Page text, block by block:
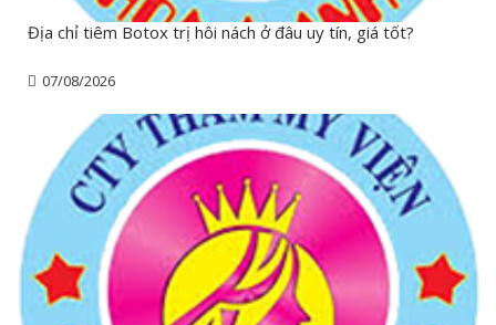
Địa chỉ tiêm Botox trị hôi nách ở đâu uy tín, giá tốt?
07/08/2026